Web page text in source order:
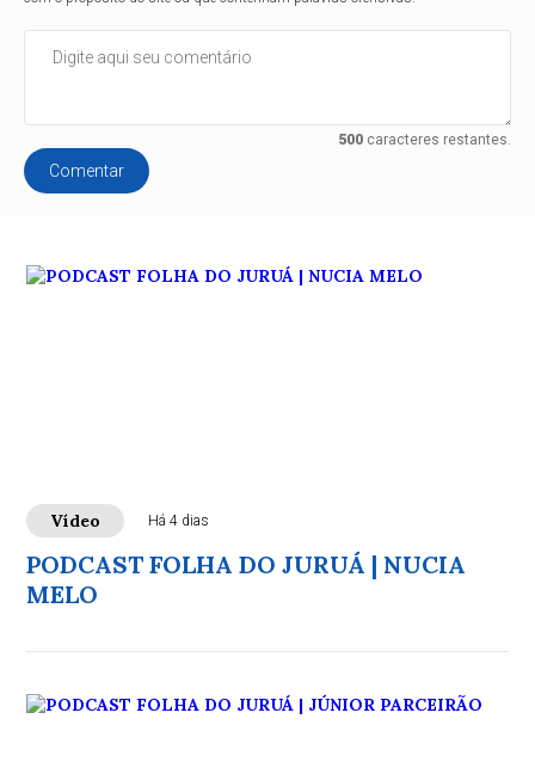
500caracteres restantes.
Comentar
Vídeo Há 4 dias
PODCAST FOLHA DO JURUÁ | NUCIA
MELO